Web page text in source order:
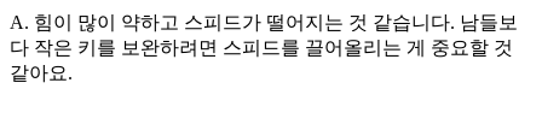
A. 힘이 많이 약하고 스피드가 떨어지는 것 같습니다. 남들보
다 작은 키를 보완하려면 스피드를 끌어올리는 게 중요할 것
같아요.